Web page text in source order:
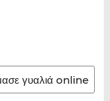
γυαλιά online